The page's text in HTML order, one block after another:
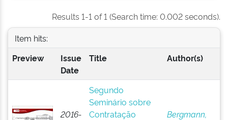
Results 1-1 of 1 (Search time: 0.002 seconds).
Item hits:
Preview
Issue
Date
Title Author(s)
2016-
Segundo
Seminário sobre
Contratação
Bergmann,